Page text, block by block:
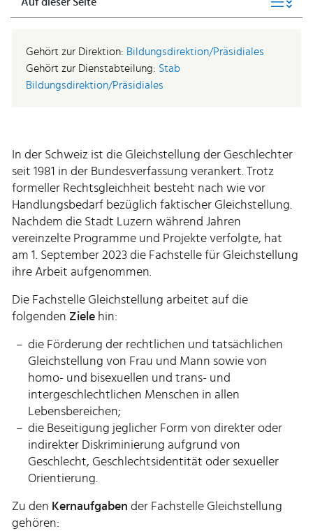
Gehört zur Direktion: Bildungsdirektion/Präsidiales
Gehört zur Dienstabteilung: Stab
Bildungsdirektion/Präsidiales
In der Schweiz ist die Gleichstellung der Geschlechter
seit 1981 in der Bundesverfassung verankert. Trotz
formeller Rechtsgleichheit besteht nach wie vor
Handlungsbedarf bezüglich faktischer Gleichstellung.
Nachdem die Stadt Luzern während Jahren
vereinzelte Programme und Projekte verfolgte, hat
am 1. September 2023 die Fachstelle für Gleichstellung
ihre Arbeit aufgenommen.
Die Fachstelle Gleichstellung arbeitet auf die
folgenden Ziele hin:
die Förderung der rechtlichen und tatsächlichen
Gleichstellung von Frau und Mann sowie von
homo- und bisexuellen und trans- und
intergeschlechtlichen Menschen in allen
Lebensbereichen;
die Beseitigung jeglicher Form von direkter oder
indirekter Diskriminierung aufgrund von
Geschlecht, Geschlechtsidentität oder sexueller
Orientierung.
Zu den Kernaufgaben der Fachstelle Gleichstellung
gehören: